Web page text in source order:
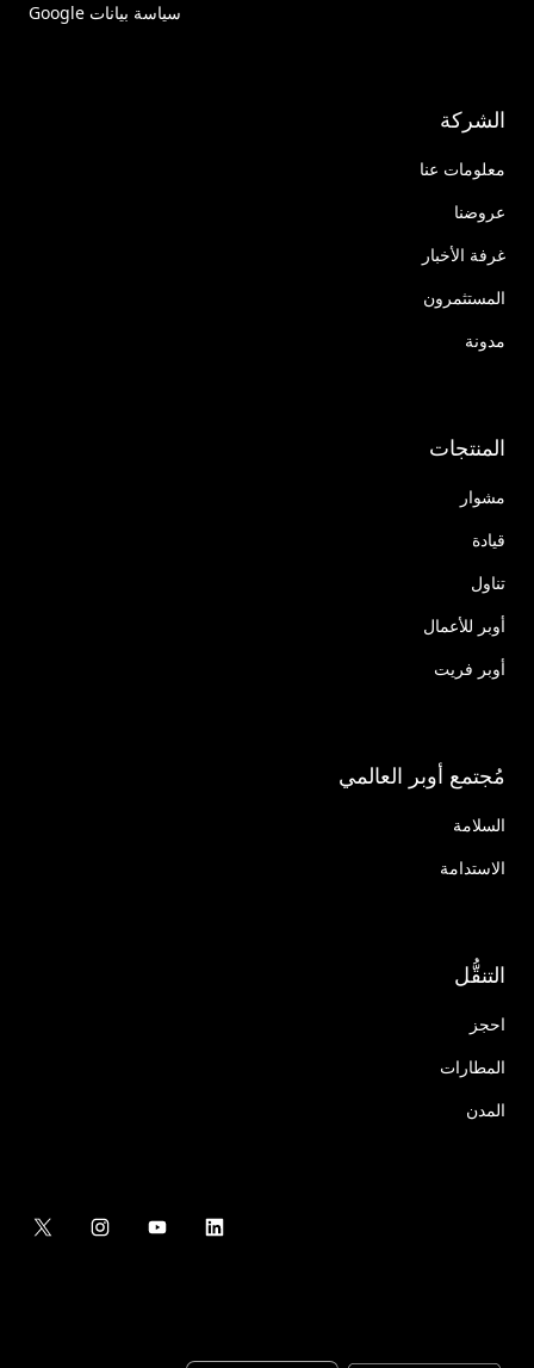
سياسة بيانات Google
الشركة
معلومات عنا
عروضنا
غرفة الأخبار
المستثمرون
مدونة
المنتجات
مشوار
قيادة
تناول
أوبر للأعمال
أوبر فريت
مُجتمع أوبر العالمي
السلامة
الاستدامة
التنقُّل
احجز
المطارات
المدن